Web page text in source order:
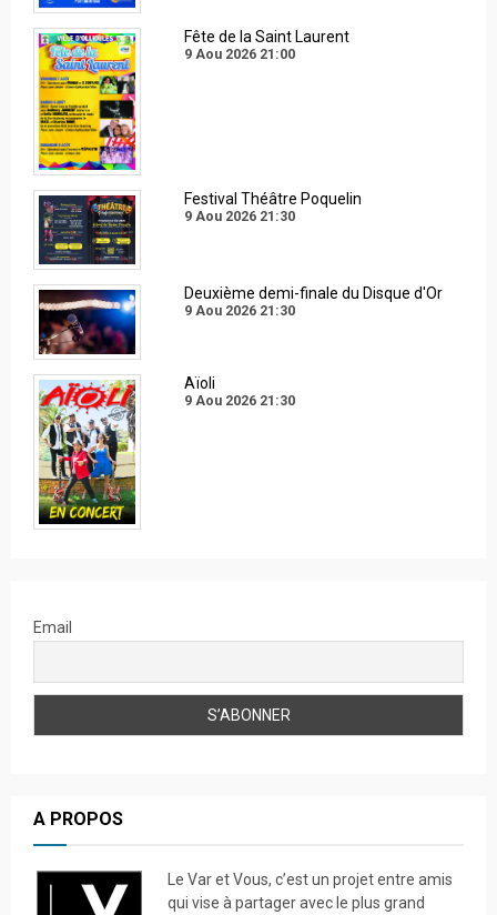
Fête de la Saint Laurent
9 Aou 2026 21:00
Festival Théâtre Poquelin
9 Aou 2026 21:30
Deuxième demi-finale du Disque d'Or
9 Aou 2026 21:30
Aïoli
9 Aou 2026 21:30
Email
A PROPOS
Le Var et Vous, c’est un projet entre amis
qui vise à partager avec le plus grand